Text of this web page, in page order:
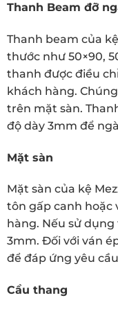
Thanh Beam đỡ
Thanh beam của
thước như 50×90,
thanh được điều
khách hàng.
trên mặt sàn.
độ dày 3mm để
Mặt sàn
Mặt sàn của kệ
tôn gấp canh hoặc
hàng. Nếu sử
3mm. Đối với ván
để đáp ứng yêu
Cầu thang